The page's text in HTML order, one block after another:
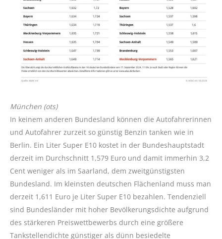
München (ots)
In keinem anderen Bundesland können die Autofahrerinnen
und Autofahrer zurzeit so günstig Benzin tanken wie in
Berlin. Ein Liter Super E10 kostet in der Bundeshauptstadt
derzeit im Durchschnitt 1,579 Euro und damit immerhin 3,2
Cent weniger als im Saarland, dem zweitgünstigsten
Bundesland. Im kleinsten deutschen Flächenland muss man
derzeit 1,611 Euro je Liter Super E10 bezahlen. Tendenziell
sind Bundesländer mit hoher Bevölkerungsdichte aufgrund
des stärkeren Preiswettbewerbs durch eine größere
Tankstellendichte günstiger als dünn besiedelte